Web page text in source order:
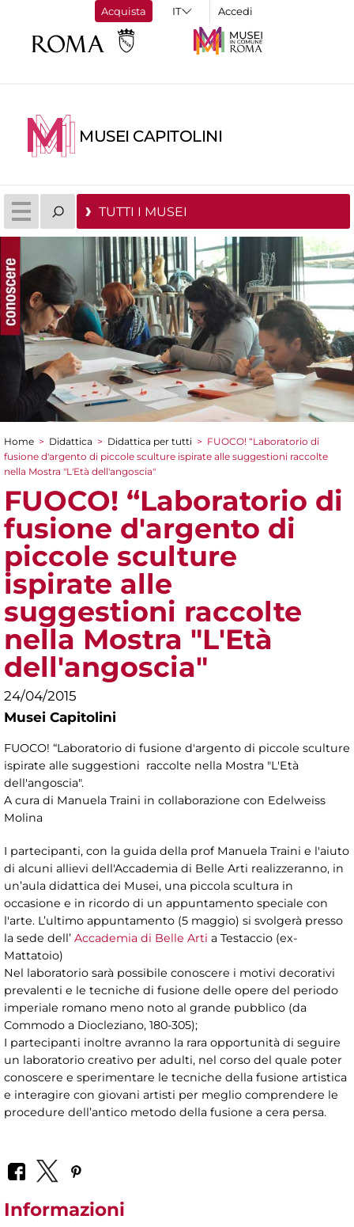
Acquista Accedi
MUSEI CAPITOLINI
TUTTI I MUSEI
Tu sei qui
Home > Didattica > Didattica per tutti > FUOCO! “Laboratorio di
fusione d'argento di piccole sculture ispirate alle suggestioni raccolte
nella Mostra "L'Età dell'angoscia"
FUOCO! “Laboratorio di
fusione d'argento di
piccole sculture
ispirate alle
suggestioni raccolte
nella Mostra "L'Età
dell'angoscia"
24/04/2015
Musei Capitolini
FUOCO! “Laboratorio di fusione d'argento di piccole sculture
ispirate alle suggestioni raccolte nella Mostra "L'Età
dell'angoscia".
A cura di Manuela Traini in collaborazione con Edelweiss
Molina
I partecipanti, con la guida della prof Manuela Traini e l'aiuto
di alcuni allievi dell'Accademia di Belle Arti realizzeranno, in
un’aula didattica dei Musei, una piccola scultura in
occasione e in ricordo di un appuntamento speciale con
l'arte. L’ultimo appuntamento (5 maggio) si svolgerà presso
la sede dell’ Accademia di Belle Arti a Testaccio (ex-
Mattatoio)
Nel laboratorio sarà possibile conoscere i motivi decorativi
prevalenti e le tecniche di fusione delle opere del periodo
imperiale romano meno noto al grande pubblico (da
Commodo a Diocleziano, 180-305);
I partecipanti inoltre avranno la rara opportunità di seguire
un laboratorio creativo per adulti, nel corso del quale poter
conoscere e sperimentare le tecniche della fusione artistica
e interagire con giovani artisti per meglio comprendere le
procedure dell’antico metodo della fusione a cera persa.
Informazioni